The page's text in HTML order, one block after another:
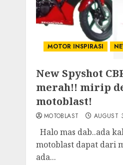
MOTOR INSPIRASI
New Spyshot
merah!! mirip
motoblast!
MOTOBLAST AUGUST
Halo mas dab..ada
motoblast dapat dari
ada...